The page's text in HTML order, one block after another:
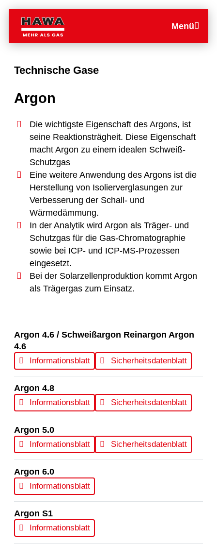
Menü
Technische Gase
Argon
Die wichtigste Eigenschaft des Argons, ist
seine Reaktionsträgheit. Diese Eigenschaft
macht Argon zu einem idealen Schweiß-
Schutzgas
Eine weitere Anwendung des Argons ist die
Herstellung von Isolierverglasungen zur
Verbesserung der Schall- und
Wärmedämmung.
In der Analytik wird Argon als Träger- und
Schutzgas für die Gas-Chromatographie
sowie bei ICP- und ICP-MS-Prozessen
eingesetzt.
Bei der Solarzellenproduktion kommt Argon
als Trägergas zum Einsatz.
Argon 4.6 / Schweißargon Reinargon Argon
4.6
Informationsblatt Sicherheitsdatenblatt
Argon 4.8
Informationsblatt Sicherheitsdatenblatt
Argon 5.0
Informationsblatt Sicherheitsdatenblatt
Argon 6.0
Informationsblatt
Argon S1
Informationsblatt